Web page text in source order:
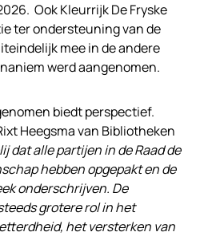
Ook Kleurrijk De Fryske
ter ondersteuning van de
mee in de andere
werd aangenomen.
biedt perspectief.
Heegsma van Bibliotheken
dat alle partijen in de Raad de
hebben opgepakt en de
onderschrijven. De
grotere rol in het
het versterken van